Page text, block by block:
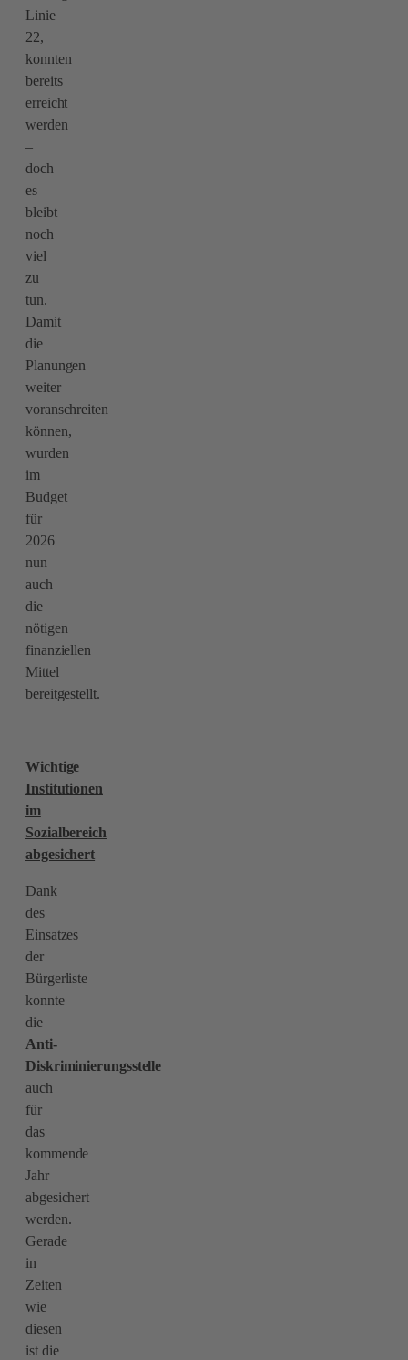
Linie
22,
konnten
bereits
erreicht
werden
–
doch
es
bleibt
noch
viel
zu
tun.
Damit
die
Planungen
weiter
voranschreiten
können,
wurden
im
Budget
für
2026
nun
auch
die
nötigen
finanziellen
Mittel
bereitgestellt.
Wichtige
Institutionen
im
Sozialbereich
abgesichert
Dank
des
Einsatzes
der
Bürgerliste
konnte
die
Anti-
Diskriminierungsstelle
auch
für
das
kommende
Jahr
abgesichert
werden.
Gerade
in
Zeiten
wie
diesen
ist die